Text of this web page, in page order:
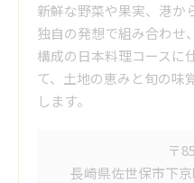
新鮮な野菜や果実、港か
独自の発想で組み合わせ
構成の日本料理コースに
て、土地の恵みと旬の味
します。
〒
長崎県佐世保市下